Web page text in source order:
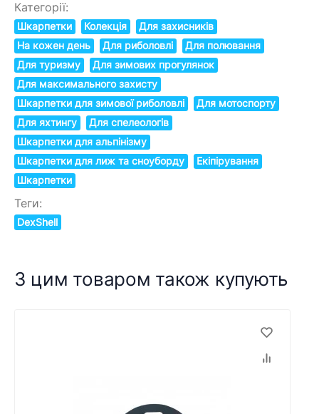
Категорії:
Шкарпетки Колекція
Для захисників
На кожен день
Для риболовлі
Для полювання
Для туризму
Для зимових прогулянок
Для максимального захисту
Шкарпетки для зимової риболовлі
Для мотоспорту
Для яхтингу
Для спелеологів
Шкарпетки для альпінізму
Шкарпетки для лиж та сноуборду
Екіпірування
Шкарпетки
Теги:
DexShell
З цим товаром також купують